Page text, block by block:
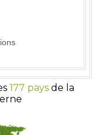
177 paysde la